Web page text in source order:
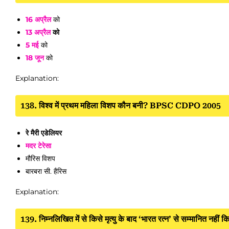
16 अप्रैलको
13 अप्रैलको
5 मईको
18 जूनको
Explanation:
138. विश्व में प्रथम महिला विशप कौन बनी? BPSC CDPO 2005
रे मैरी एडेलियर
मदर टेरेसा
मौरिस विशप
बारबरा सी. हैरिस
Explanation:
139. निम्नलिखित में से किसे मृत्यु के बाद ‘भारत रत्न’ से सम्मानित